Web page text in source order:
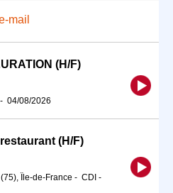
mail
(H/F)
- 04/08/2026
(H/F)
Île-de-France - CDI -